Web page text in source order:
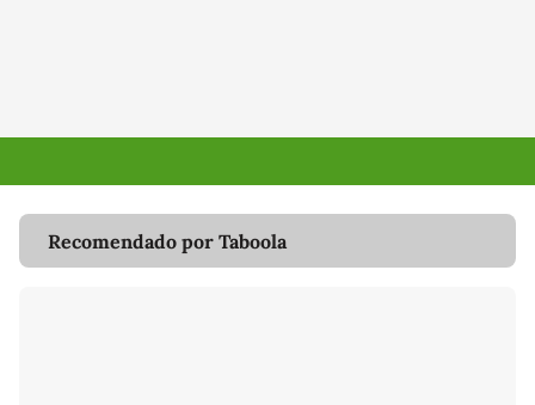
Recomendado por Taboola